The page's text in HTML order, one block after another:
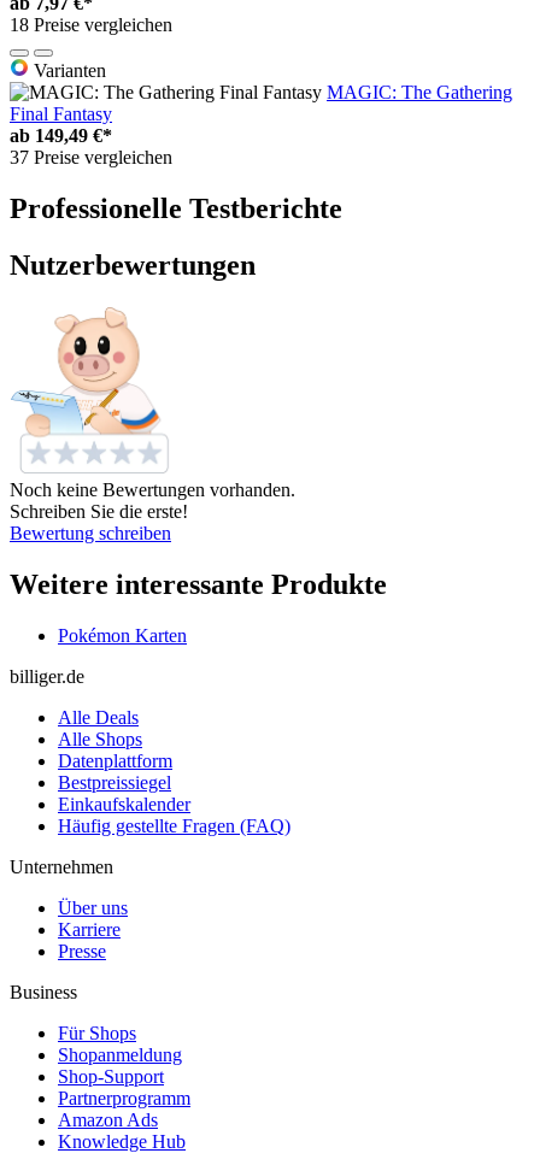
18 Preise vergleichen
Varianten
MAGIC: The Gathering
Final Fantasy
ab 149,49 €*
37 Preise vergleichen
Professionelle Testberichte
Nutzerbewertungen
Noch keine Bewertungen vorhanden.
Schreiben Sie die erste!
Bewertung schreiben
Weitere interessante Produkte
Pokémon Karten
billiger.de
Alle Deals
Alle Shops
Datenplattform
Bestpreissiegel
Einkaufskalender
Häufig gestellte Fragen (FAQ)
Unternehmen
Über uns
Karriere
Presse
Business
Für Shops
Shopanmeldung
Shop-Support
Partnerprogramm
Amazon Ads
Knowledge Hub